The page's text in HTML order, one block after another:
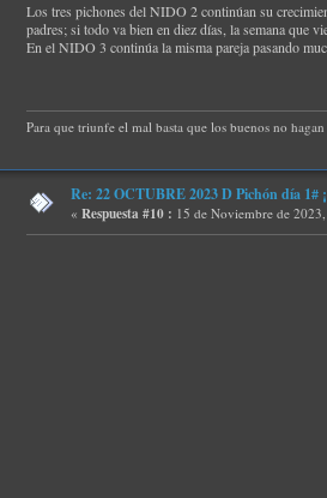
Los tres pichones del NIDO 2 continúan su
padres; si todo va bien en diez días, la semana que
En el NIDO 3 continúa la misma pareja pasando
Para que triunfe el mal basta que los buenos no
Re: 22 OCTUBRE 2023 D Pichón día
« Respuesta #10 : 15 de Noviembre de